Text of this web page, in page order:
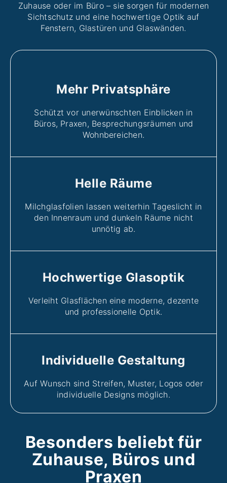
Zuhause oder im Büro – sie sorgen für modernen
Sichtschutz und eine hochwertige Optik auf
Fenstern, Glastüren und Glaswänden.
Mehr Privatsphäre
Schützt vor unerwünschten Einblicken in
Büros, Praxen, Besprechungsräumen und
Wohnbereichen.
Helle Räume
Milchglasfolien lassen weiterhin Tageslicht in
den Innenraum und dunkeln Räume nicht
unnötig ab.
Hochwertige Glasoptik
Verleiht Glasflächen eine moderne, dezente
und professionelle Optik.
Individuelle Gestaltung
Auf Wunsch sind Streifen, Muster, Logos oder
individuelle Designs möglich.
Besonders beliebt für
Zuhause, Büros und
Praxen